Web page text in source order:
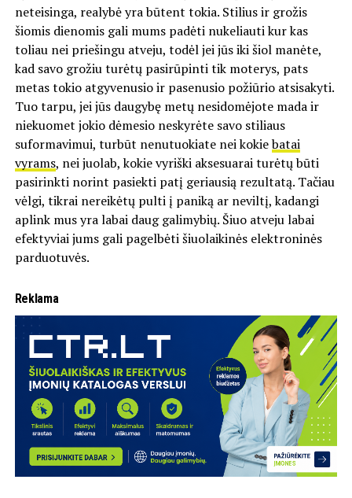
neteisinga, realybė yra būtent tokia. Stilius ir grožis
šiomis dienomis gali mums padėti nukeliauti kur kas
toliau nei priešingu atveju, todėl jei jūs iki šiol manėte,
kad savo grožiu turėtų pasirūpinti tik moterys, pats
metas tokio atgyvenusio ir pasenusio požiūrio atsisakyti.
Tuo tarpu, jei jūs daugybę metų nesidomėjote mada ir
niekuomet jokio dėmesio neskyrėte savo stiliaus
suformavimui, turbūt nenutuokiate nei kokiebatai
vyrams, nei juolab, kokie vyriški aksesuarai turėtų būti
pasirinkti norint pasiekti patį geriausią rezultatą. Tačiau
vėlgi, tikrai nereikėtų pulti į paniką ar neviltį, kadangi
aplink mus yra labai daug galimybių. Šiuo atveju labai
efektyviai jums gali pagelbėti šiuolaikinės elektroninės
parduotuvės.
Reklama